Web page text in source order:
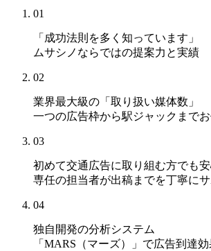
01
「成功法則を多く知っています」
ムサシノならではの提案力と実績
02
業界最大級の「取り扱い媒体数」
一つの広告枠から駅ジャックまで
03
初めて交通広告に取り組む方でも安
専任の担当者が出稿までを丁寧にサ
04
独自開発の分析システム
「MARS（マーズ）」 で広告到達